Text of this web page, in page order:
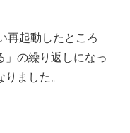
再起動したところ
」の繰り返しになっ
ました。